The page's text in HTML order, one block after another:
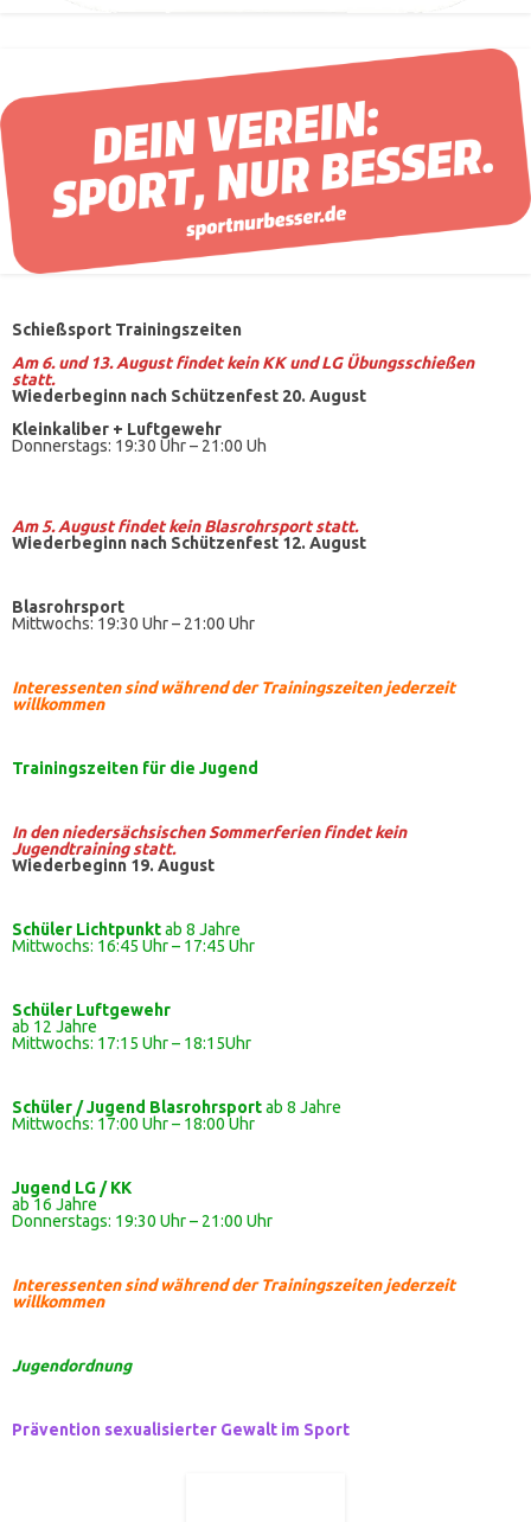
Schießsport Trainingszeiten
Am 6. und 13. August findet kein KK und LG Übungsschießen
statt.
Wiederbeginn nach Schützenfest 20. August
Kleinkaliber + Luftgewehr
Donnerstags: 19:30 Uhr – 21:00 Uh
Am 5. August findet keinBlasrohrsport statt.
Wiederbeginn nach Schützenfest 12. August
Blasrohrsport
Mittwochs: 19:30 Uhr – 21:00 Uhr
Interessenten sind während der Trainingszeiten jederzeit
willkommen
Trainingszeiten für die Jugend
In den niedersächsischen Sommerferien findet kein
Jugendtraining statt.
Wiederbeginn 19. August
Schüler Lichtpunktab 8 Jahre
Mittwochs: 16:45 Uhr – 17:45 Uhr
Schüler Luftgewehr
ab 12 Jahre
Mittwochs: 17:15 Uhr – 18:15Uhr
Schüler / Jugend Blasrohrsportab 8 Jahre
Mittwochs: 17:00 Uhr – 18:00 Uhr
Jugend LG / KK
ab 16 Jahre
Donnerstags: 19:30 Uhr – 21:00 Uhr
Interessenten sind während der Trainingszeiten jederzeit
willkommen
Jugendordnung
Prävention sexualisierter Gewalt im Sport